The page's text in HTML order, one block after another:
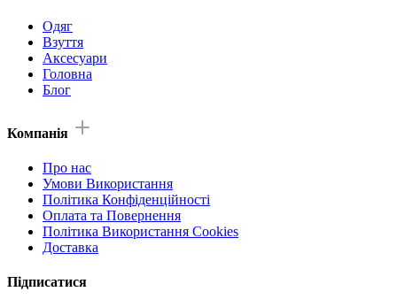
Одяг
Взуття
Аксесуари
Головна
Блог
Компанія
Про нас
Умови Використання
Політика Конфіденційності
Оплата та Повернення
Політика Використання Cookies
Доставка
Підписатися